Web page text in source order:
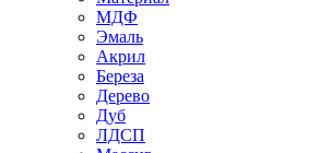
МДФ
Эмаль
Акрил
Береза
Дерево
Дуб
ЛДСП